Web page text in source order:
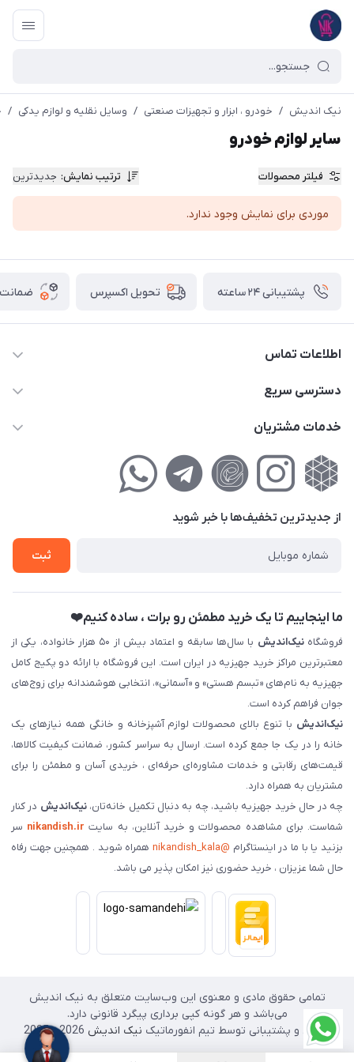
نیک اندیش / خودرو ، ابزار و تجهیزات صنعتی / وسایل نقلیه و لوازم یدکی /
سایر لوازم خودرو
فیلتر محصولات ترتیب نمایش: جدیدترین
موردی برای نمایش وجود ندارد.
پشتیبانی ۲۴ ساعته تحویل اکسپرس ضمانت
اطلاعات تماس
02177111474
کوچه گلریز 4 غربی ، پلاک 13
دسترسی سریع
حساب کاربری
لیست محصولات
خدمات مشتریان
راهنمای‌خرید‌آنلاین
حریم خصوصی
فروش‌اقساطی
از جدید‌ترین تخفیف‌ها با‌ خبر شوید
ثبت
ما اینجاییم تا یک خرید مطمئن رو برات ، ساده کنیم❤️
فروشگاهنیک‌اندیش
با سال‌ها سابقه و اعتماد بیش از ۵۰ هزار خانواده، یکی از
معتبرترین مراکز خرید جهیزیه در ایران است. این فروشگاه با ارائه دو پکیج کامل
جهیزیه به نام‌های «تبسم هستی» و «آسمانی»، انتخابی هوشمندانه برای زوج‌های
جوان فراهم کرده است.
نیک‌اندیش با تنوع بالای محصولات لوازم آشپزخانه و خانگی همه نیازهای یک
خانه را در یک جا جمع کرده است. ارسال به سراسر کشور، ضمانت کیفیت کالاها،
قیمت‌های رقابتی و خدمات مشاوره‌ای حرفه‌ای ، خریدی آسان و مطمئن را برای
مشتریان به همراه دارد.
چه در حال خرید جهیزیه باشید، چه به دنبال تکمیل خانه‌تان،نیک‌اندیش در کنار
شماست. برای مشاهده محصولات و خرید آنلاین، به سایت nikandish.ir سر
بزنید یا با ما در اینستاگرام @nikandish_kala
همراه شوید . همچنین جهت رفاه
حال شما عزیزان ، خرید حضوری نیز امکان پذیر می باشد.
تمامی حقوق مادی و معنوی این وب‌سایت متعلق به نیک اندیش
می‌باشد و هر گونه کپی برداری پیگرد قانونی دارد.
طراحی و پشتیبانی توسط تیم انفورماتیک نیک اندیش 2026 - 2025